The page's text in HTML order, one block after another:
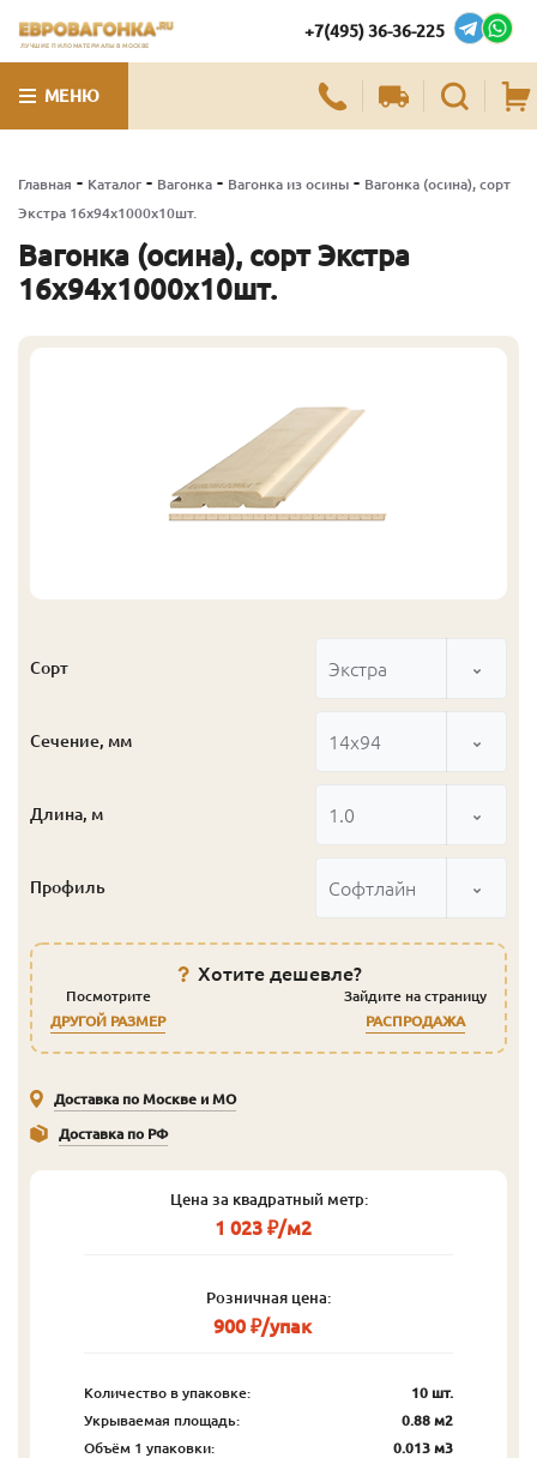
ЛУЧШИЕ ПИЛОМАТЕРИАЛЫ В МОСКВЕ
+7(495) 36-36-225
МЕНЮ
Главная - Каталог - Вагонка - Вагонка из осины - Вагонка (осина), сорт
Экстра 16х94х1000х10шт.
Вагонка (осина), сорт Экстра
16х94х1000х10шт.
Сорт Экстра
Сечение, мм 14x94
Длина, м 1.0
Профиль Софтлайн
Хотите дешевле?
Посмотрите
ДРУГОЙ РАЗМЕР
Зайдите на страницу
РАСПРОДАЖА
Доставка по Москве и МО
Доставка по РФ
Цена за квадратный метр:
1 023 ₽/м2
Розничная цена:
900 ₽/упак
Количество в упаковке:
10 шт.
Укрываемая площадь:
0.88 м2
Объём 1 упаковки:
0.013 м3